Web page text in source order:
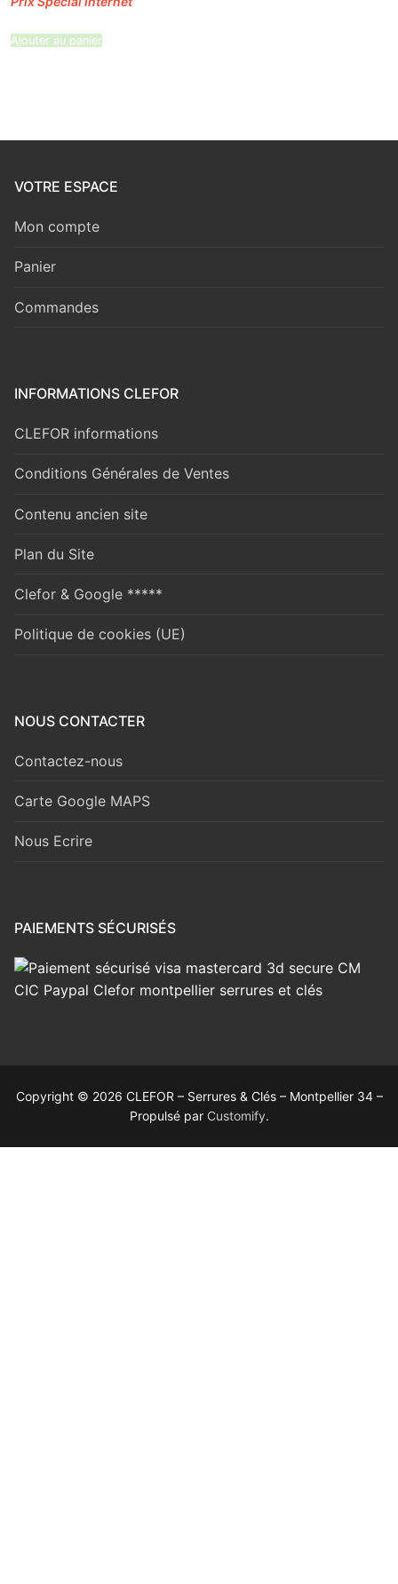
Ajouter au panier
VOTRE ESPACE
Mon compte
Panier
Commandes
INFORMATIONS CLEFOR
CLEFOR informations
Conditions Générales de Ventes
Contenu ancien site
Plan du Site
Clefor & Google *****
Politique de cookies (UE)
NOUS CONTACTER
Contactez-nous
Carte Google MAPS
Nous Ecrire
PAIEMENTS SÉCURISÉS
Copyright © 2026 CLEFOR – Serrures & Clés – Montpellier 34 –
Propulsé par Customify.